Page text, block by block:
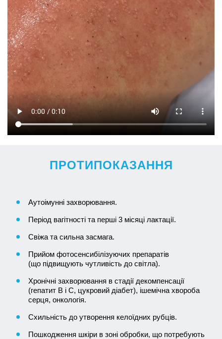
ПРОТИПОКАЗАННЯ
Аутоімунні захворювання.
Період вагітності та перші 3 місяці лактації.
Свіжа та сильна засмага.
Прийом фотосенсибілізуючих препаратів
(що підвищують чутливість до світла).
Хронічні захворювання в стадії декомпенсації
(гепатит B і C, цукровий діабет), ішемічна хвороба
серця, онкологія.
Схильність до утворення келоїдних рубців.
Пошкодження шкіри в зоні обробки, що потребують